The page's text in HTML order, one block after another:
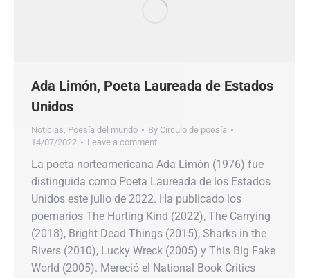
Ada Limón, Poeta Laureada de Estados
Unidos
Noticias, Poesía del mundo By Círculo de poesía
14/07/2022
Leave a comment
La poeta norteamericana Ada Limón (1976) fue
distinguida como Poeta Laureada de los Estados
Unidos este julio de 2022. Ha publicado los
poemarios The Hurting Kind (2022), The Carrying
(2018), Bright Dead Things (2015), Sharks in the
Rivers (2010), Lucky Wreck (2005) y This Big Fake
World (2005). Mereció el National Book Critics